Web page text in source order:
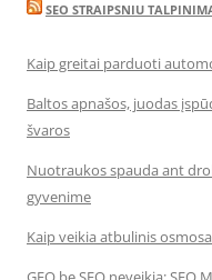
SEO STRAIPSNIU
Kaip greitai parduoti
Baltos apnašos, juodas
švaros
Nuotraukos spauda ant
gyvenime
Kaip veikia atbulinis